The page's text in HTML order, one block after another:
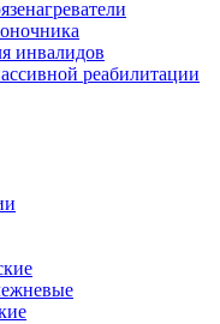
инвалидов
реабилитации